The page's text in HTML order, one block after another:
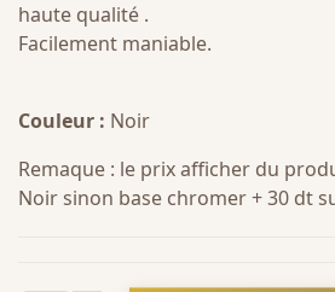
haute qualité .
Facilement maniable.
Couleur : Noir
Remaque : le prix afficher du
Noir sinon base chromer + 30 dt